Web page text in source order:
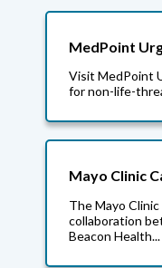
MedPoint
Visit MedPoint
for non-life-
Mayo Clinic
The Mayo
collaboration
Beacon Health...